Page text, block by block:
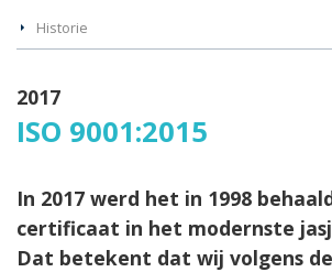
Historie
2017
ISO 9001:2015
In 2017 werd het in 1998
certificaat in het modernste
Dat betekent dat wij volgens